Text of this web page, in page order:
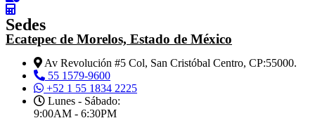
Sedes
Ecatepec de Morelos, Estado de México
Av Revolución #5 Col, San Cristóbal Centro, CP:55000.
55 1579-9600
+52 1 55 1834 2225
Lunes - Sábado:
9:00AM - 6:30PM